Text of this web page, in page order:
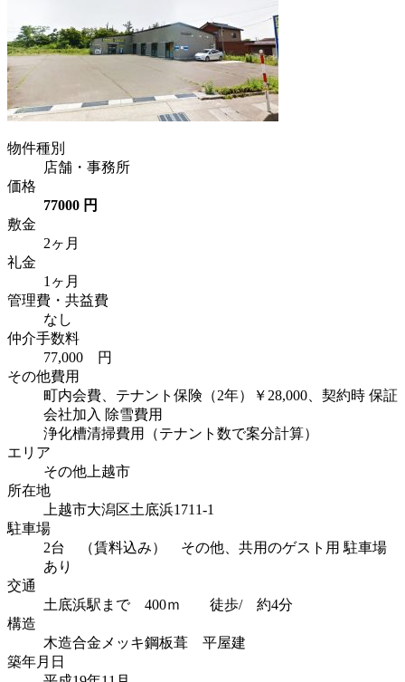
物件種別
店舗・事務所
価格
77000 円
敷金
2ヶ月
礼金
1ヶ月
管理費・共益費
なし
仲介手数料
77,000 円
その他費用
町内会費、テナント保険（2年）￥28,000、契約時 保証
会社加入 除雪費用
浄化槽清掃費用（テナント数で案分計算）
エリア
その他上越市
所在地
上越市大潟区土底浜1711-1
駐車場
2台 （賃料込み） その他、共用のゲスト用 駐車場
あり
交通
土底浜駅まで 400ｍ 徒歩/ 約4分
構造
木造合金メッキ鋼板葺 平屋建
築年月日